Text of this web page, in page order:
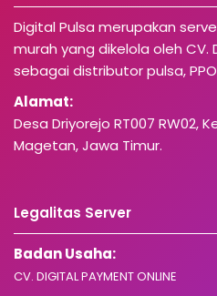
Digital Pulsa merupakan
murah yang dikelola oleh CV.
sebagai distributor pulsa,
Alamat:
Desa Driyorejo RT007 RW02,
Magetan, Jawa Timur.
Legalitas Server
Badan Usaha:
CV. DIGITAL PAYMENT ONLINE